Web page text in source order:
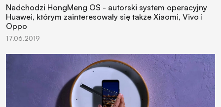
Nadchodzi HongMeng OS - autorski system operacyjny
Huawei, którym zainteresowały się także Xiaomi, Vivo i
Oppo
17.06.2019